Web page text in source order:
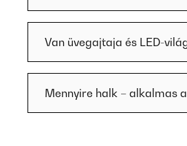
Van üvegajtaja és LED-
Mennyire halk – alkalmas